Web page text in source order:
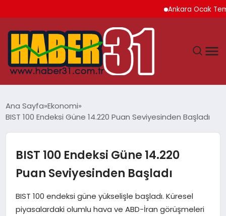
Ankara Ocak Temmuz
YAŞAM
EKONOMI
GÜNDEM
Ana Sayfa Ekonomi
BIST 100 Endeksi Güne 14.220 Puan Seviyesinden Başladı
BIST 100 Endeksi Güne 14.220
Puan Seviyesinden Başladı
BIST 100 endeksi güne yükselişle başladı. Küresel
piyasalardaki olumlu hava ve ABD-İran görüşmeleri